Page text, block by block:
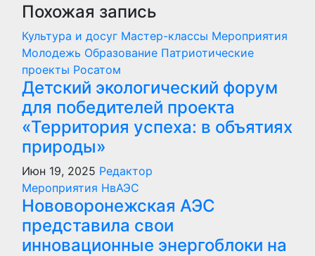
Похожая запись
Культура и досуг Мастер-классы Мероприятия
Молодежь Образование Патриотические
проекты Росатом
Детский экологический форум
для победителей проекта
«Территория успеха: в объятиях
природы»
Июн 19, 2025 Редактор
Мероприятия НвАЭС
Нововоронежская АЭС
представила свои
инновационные энергоблоки на